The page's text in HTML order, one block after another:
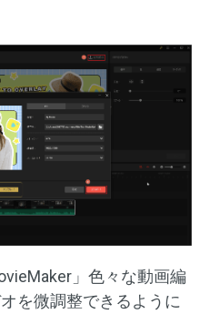
」色々な動画編
を微調整できるように